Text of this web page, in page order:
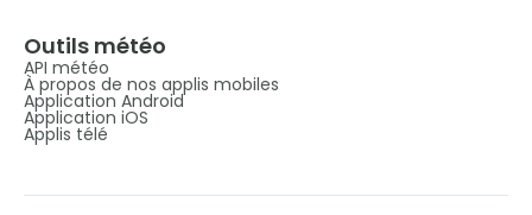
Outils météo
API météo
À propos de nos applis mobiles
Application Android
Application iOS
Applis télé